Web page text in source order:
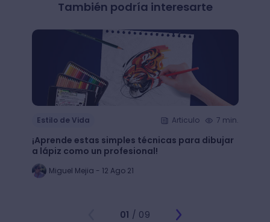
También podría interesarte
Estilo de Vida Articulo 7 min.
¡Aprende estas simples técnicas para dibujar
a lápiz como un profesional!
Miguel Mejia - 12 Ago 21
01 / 09